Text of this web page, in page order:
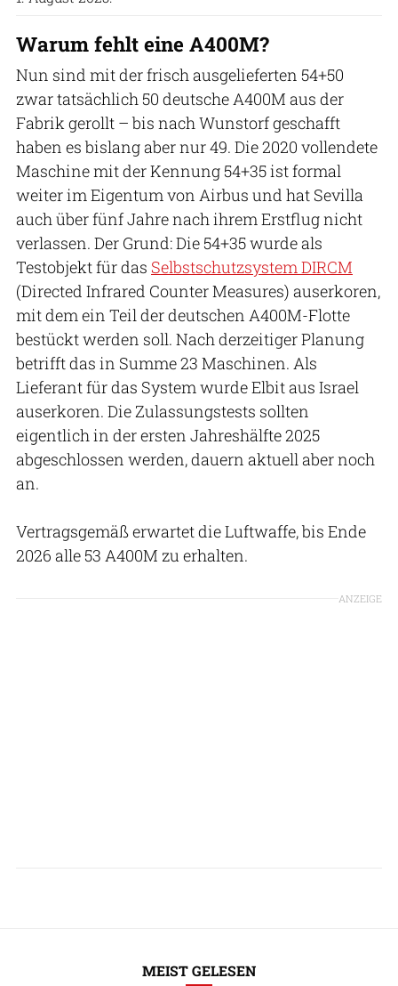
Warum fehlt eine A400M?
Nun sind mit der frisch ausgelieferten 54+50
zwar tatsächlich 50 deutsche A400M aus der
Fabrik gerollt – bis nach Wunstorf geschafft
haben es bislang aber nur 49. Die 2020 vollendete
Maschine mit der Kennung 54+35 ist formal
weiter im Eigentum von Airbus und hat Sevilla
auch über fünf Jahre nach ihrem Erstflug nicht
verlassen. Der Grund: Die 54+35 wurde als
Testobjekt für das Selbstschutzsystem DIRCM
(Directed Infrared Counter Measures) auserkoren,
mit dem ein Teil der deutschen A400M-Flotte
bestückt werden soll. Nach derzeitiger Planung
betrifft das in Summe 23 Maschinen. Als
Lieferant für das System wurde Elbit aus Israel
auserkoren. Die Zulassungstests sollten
eigentlich in der ersten Jahreshälfte 2025
abgeschlossen werden, dauern aktuell aber noch
an.
Vertragsgemäß erwartet die Luftwaffe, bis Ende
2026 alle 53 A400M zu erhalten.
ANZEIGE
MEIST GELESEN